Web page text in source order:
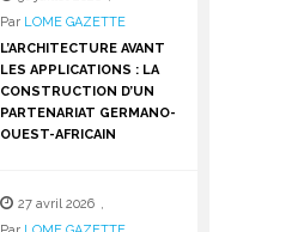
Par LOME GAZETTE
L’ARCHITECTURE AVANT
LES APPLICATIONS : LA
CONSTRUCTION D’UN
PARTENARIAT GERMANO-
OUEST-AFRICAIN
27 avril 2026 ,